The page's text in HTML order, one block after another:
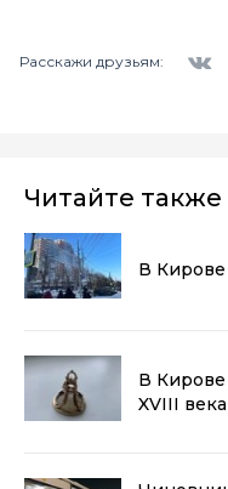
Расскажи друзьям:
Читайте также
В Кирове
В
XVIII века